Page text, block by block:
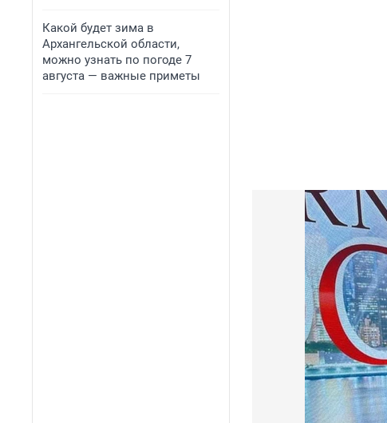
Какой будет зима в
Архангельской области,
можно узнать по погоде 7
августа — важные приметы